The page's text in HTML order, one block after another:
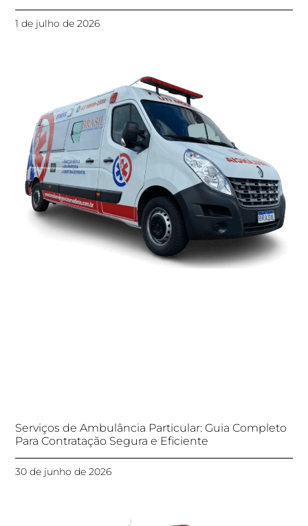
1 de julho de 2026
Serviços de Ambulância Particular: Guia Completo
Para Contratação Segura e Eficiente
30 de junho de 2026